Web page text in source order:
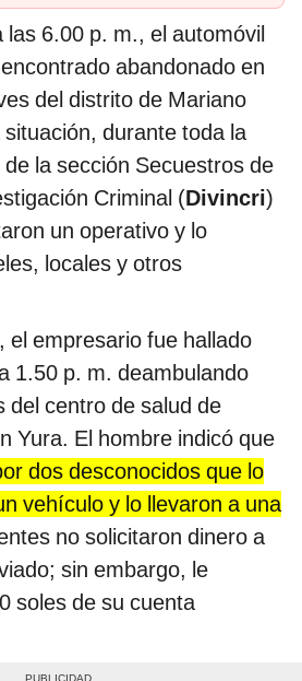
6.00 p. m., el automóvil
abandonado en
del distrito de Mariano
durante toda la
la sección Secuestros de
Criminal (Divincri)
un operativo y lo
locales y otros
el empresario fue hallado
1.50 p. m. deambulando
del centro de salud de
Yura. El hombre indicó que
dos desconocidos que lo
vehículo y lo llevaron a una
no solicitaron dinero a
sin embargo, le
soles de su cuenta